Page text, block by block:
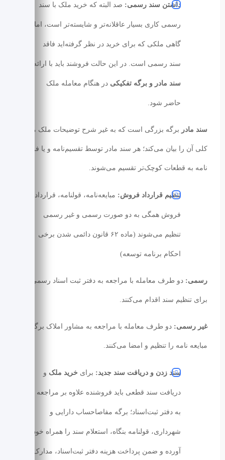
داشتن سند رسمی: صد البته که خرید ملک با سند
رسمی کاری بسیار عاقلانه‌تر و شایسته‌تر است، اما
گاهی ملکی که برای خرید در نظر گرفته‌اید فاقد
سند رسمی است. در این حالت فروشند باید با ارائه
سند مادر و برگه تفکیکی در هنگام معامله ملک
حاضر شود.
سند مادر برگه بزرگی است که به غیر شرح توضیحات ملک متراژ
کلی آن را بیان می‌کند؛ هر سند مادر توسط تقسیم‌نامه و یا فروش
نامه به قطعات کوچک‌تر تقسیم می‌شوند.
تنظیم قرارداد فروش: مبایعه‌نامه، قولنامه، قرارداد
فروش همگی به دو صورت رسمی و غیر رسمی
تنظیم می‌شوند (ماده ۶۲ قانون دائمی شدن برخی
احکام برنامه توسعه)
رسمی: دو طرف معامله با مراجعه به دفتر ثبت‌ اسناد رسمی
برای تنظیم سند اقدام می‌کنند.
غیر رسمی: دو طرف معامله با مراجعه به مشاور املاک برگه
مبایعه‌ نامه را تنظیم و امضا می‌کنند.
سند زدن و دریافت سند جدید: برای خرید ملک و
دریافت سند قطعی باید فروشنده علاوه بر مراجعه
به دفتر ثبت‌اسناد؛ برگه مفاصاحساب دارایی و
شهرداری، قولنامه بنگاه، استعلام سند را همراه خود
آورده و ضمن پرداخت هزینه دفتر ثبت‌اسناد، مدارک